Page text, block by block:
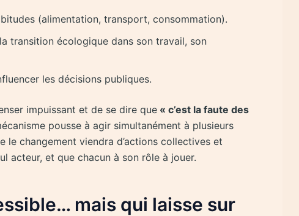
(alimentation, transport, consommation).
transition écologique dans son travail, son
les décisions publiques.
impuissant et de se dire que « c’est la faute des
pousse à agir simultanément à plusieurs
le changement viendra d’actions collectives et
acteur, et que chacun à son rôle à jouer.
mais qui laisse sur